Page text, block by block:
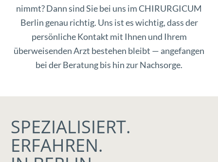
nimmt? Dann sind Sie bei uns im CHIRURGICUM
Berlin genau richtig. Uns ist es wichtig, dass der
persönliche Kontakt mit Ihnen und Ihrem
überweisenden Arzt bestehen bleibt — angefangen
bei der Beratung bis hin zur Nachsorge.
SPEZIALISIERT.
ERFAHREN.